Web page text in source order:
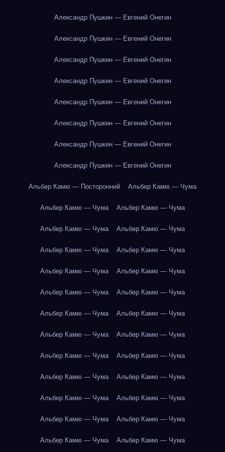
Александр Пушкин — Евгений Онегин
Александр Пушкин — Евгений Онегин
Александр Пушкин — Евгений Онегин
Александр Пушкин — Евгений Онегин
Александр Пушкин — Евгений Онегин
Александр Пушкин — Евгений Онегин
Александр Пушкин — Евгений Онегин
Александр Пушкин — Евгений Онегин
Альбер Камю — Посторонний Альбер Камю — Чума
Альбер Камю — Чума Альбер Камю — Чума
Альбер Камю — Чума Альбер Камю — Чума
Альбер Камю — Чума Альбер Камю — Чума
Альбер Камю — Чума Альбер Камю — Чума
Альбер Камю — Чума Альбер Камю — Чума
Альбер Камю — Чума Альбер Камю — Чума
Альбер Камю — Чума Альбер Камю — Чума
Альбер Камю — Чума Альбер Камю — Чума
Альбер Камю — Чума Альбер Камю — Чума
Альбер Камю — Чума Альбер Камю — Чума
Альбер Камю — Чума Альбер Камю — Чума
Альбер Камю — Чума Альбер Камю — Чума